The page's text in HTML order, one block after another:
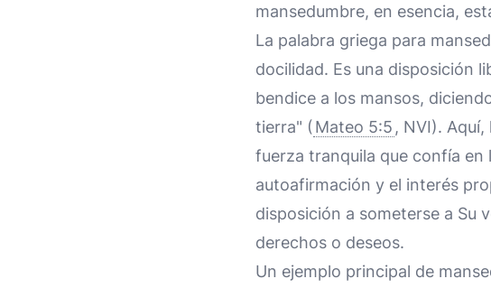
mansedumbre, en esencia,
La palabra griega para
docilidad. Es una disposición
bendice a los mansos,
tierra" ( Mateo 5:5 , NVI).
fuerza tranquila que confía en
autoafirmación y el interés
disposición a someterse a Su
derechos o deseos.
Un ejemplo principal de